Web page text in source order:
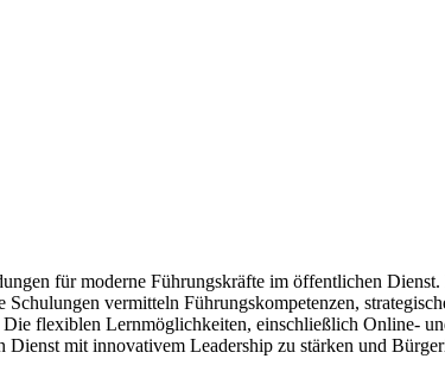
für moderne Führungskräfte im öffentlichen
vermitteln Führungskompetenzen,
flexiblen Lernmöglichkeiten, einschließlich Online-
mit innovativem Leadership zu stärken und